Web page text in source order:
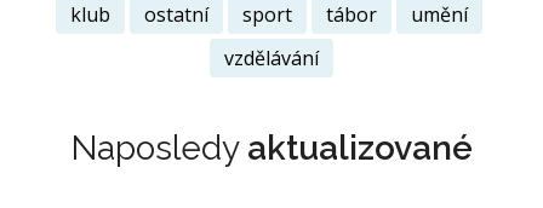
klub ostatní sport tábor
umění
vzdělávání
Naposledy aktualizované